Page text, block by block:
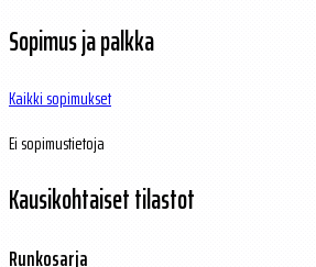
Sopimus ja palkka
Kaikki sopimukset
Ei sopimustietoja
Kausikohtaiset tilastot
Runkosarja